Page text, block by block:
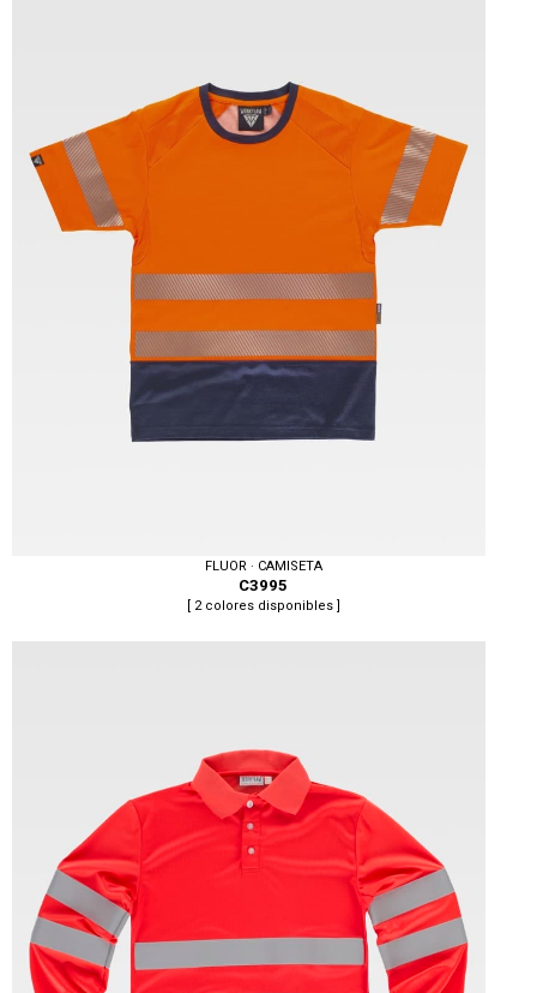
Tallas: S, M, L, XL, XXL, 3XL
Tallas: S, M, L, XL, XXL, 3XL
FLUOR · CAMISETA
C3995
[ 2 colores disponibles ]